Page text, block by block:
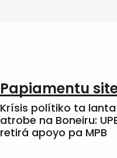
Papiamentu
Krísis polítiko ta
atrobe na Boneiru:
retirá apoyo pa MPB